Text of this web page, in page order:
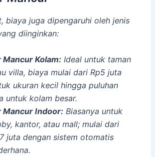
biaya juga dipengaruhi oleh jenis
diinginkan:
Mancur Kolam:Ideal untuk taman
villa, biaya mulai dari Rp5 juta
ukuran kecil hingga puluhan
untuk kolam besar.
Mancur Indoor:Biasanya untuk
kantor, atau mall; mulai dari
juta dengan sistem otomatis